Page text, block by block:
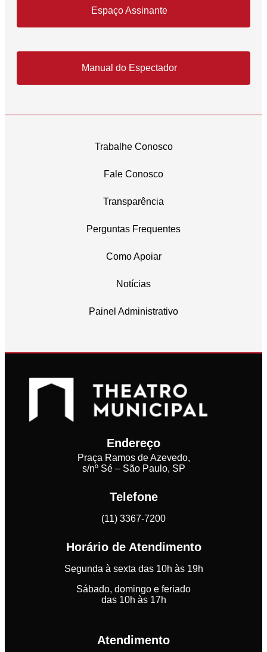
Espaço Assinante
Manual do Espectador
Trabalhe Conosco
Fale Conosco
Transparência
Perguntas Frequentes
Como Apoiar
Notícias
Painel Administrativo
Endereço
Praça Ramos de Azevedo,
s/nº Sé – São Paulo, SP
Telefone
(11) 3367-7200
Horário de Atendimento
Segunda à sexta das 10h às 19h
Sábado, domingo e feriado
das 10h às 17h
Atendimento